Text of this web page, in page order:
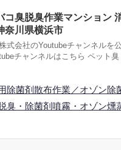
コ臭脱臭作業マンション
奈川県横浜市
式会社のYoutubeチャンネルを
チャンネルはこちら ペット
除菌剤散布作業／オゾン除
臭・除菌剤噴霧・オゾン燻